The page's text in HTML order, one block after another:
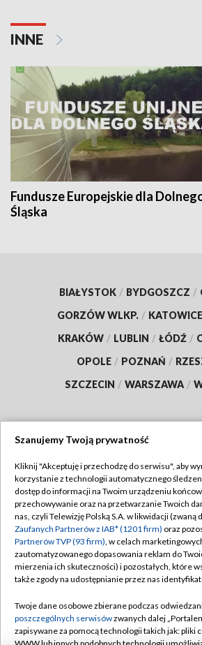
INNE
Fundusze Europejskie dla
Śląska
BIAŁYSTOK / BYDGOSZCZ /
GORZÓW WLKP. / KATOWICE
KRAKÓW / LUBLIN / ŁÓDŹ /
OPOLE / POZNAŃ /
SZCZECIN / WARSZAWA /
TVP
Abonament TVP
Emisja w TVP
Centrum informacji TVP
Naziemna Telewizja Cyfrowa
Rada Programowa
System NOS
Regulamin TVP
Polityka
Moje zgody
Pomoc
Kontakt
Szanujemy Twoją prywatność
Kliknij "Akceptuję i przechodzę do serwisu", aby
korzystanie z technologii automatycznego
dostęp do informacji na Twoim urządzeniu
przechowywanie oraz na przetwarzanie Twoich
nas, czyli Telewizję Polską S.A. w likwidacji (zwaną
Zaufanych Partnerów z IAB* (1201 firm) oraz
Partnerów TVP (93 firm), w celach
zautomatyzowanego dopasowania reklam do
mierzenia ich skuteczności) i pozostałych, które
także zgody na udostępnianie przez nas
Twoje dane osobowe zbierane podczas
poszczególnych serwisówzwanych dalej
zapisywane za pomocą technologii takich jak: pliki